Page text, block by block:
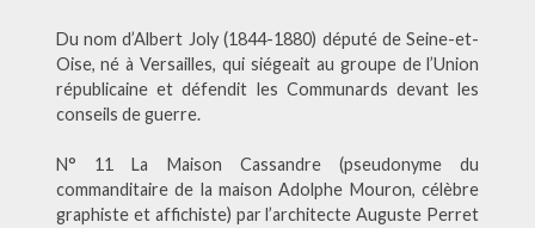
Du nom d’Albert Joly (1844-1880) député de Seine-et-
Oise, né à Versailles, qui siégeait au groupe de l’Union
républicaine et défendit les Communards devant les
conseils de guerre.
N° 11 La Maison Cassandre (pseudonyme du
commanditaire de la maison Adolphe Mouron, célèbre
graphiste et affichiste) par l’architecte Auguste Perret